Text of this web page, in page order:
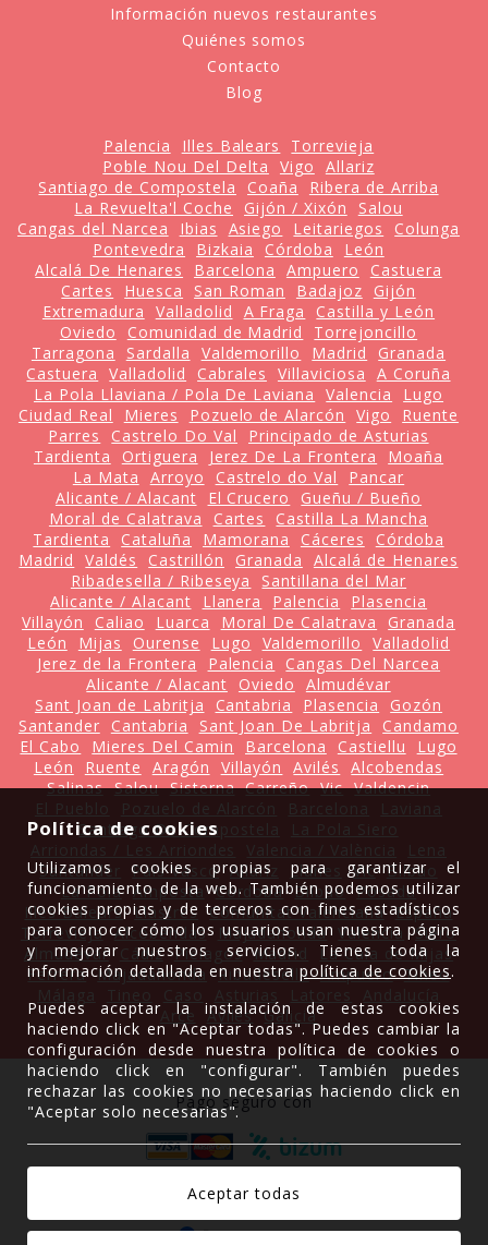
Información nuevos restaurantes
Quiénes somos
Contacto
Blog
Palencia Illes Balears
Torrevieja
Poble Nou Del Delta
Vigo
Allariz
Santiago de Compostela
Coaña
Ribera de Arriba
La Revuelta'l Coche
Gijón / Xixón
Salou
Cangas del Narcea
Ibias Asiego Leitariegos
Colunga
Pontevedra
Bizkaia Córdoba
León
Alcalá De Henares
Barcelona Ampuero
Castuera
Cartes
Huesca San Roman Badajoz
Gijón
Extremadura
Valladolid A Fraga
Castilla y León
Oviedo
Comunidad de Madrid
Torrejoncillo
Tarragona
Sardalla Valdemorillo Madrid
Granada
Castuera
Valladolid Cabrales Villaviciosa
A Coruña
La Pola Llaviana / Pola De Laviana
Valencia
Lugo
Ciudad Real
Mieres Pozuelo de Alarcón Vigo
Ruente
Parres
Castrelo Do Val
Principado de Asturias
Tardienta
Ortiguera Jerez De La Frontera
Moaña
La Mata
Arroyo Castrelo do Val
Pancar
Alicante / Alacant
El Crucero
Gueñu / Bueño
Moral de Calatrava
Cartes
Castilla La Mancha
Tardienta
Cataluña Mamorana Cáceres
Córdoba
Madrid
Valdés Castrillón Granada
Alcalá de Henares
Ribadesella / Ribeseya
Santillana del Mar
Alicante / Alacant
Llanera Palencia
Plasencia
Villayón
Caliao Luarca Moral De Calatrava
Granada
León
Mijas Ourense Lugo Valdemorillo
Valladolid
Jerez de la Frontera
Palencia
Cangas Del Narcea
Alicante / Alacant
Oviedo
Almudévar
Sant Joan de Labritja
Cantabria Plasencia
Gozón
Santander
Cantabria Sant Joan De Labritja
Candamo
El Cabo
Mieres Del Camin Barcelona Castiellu
Lugo
León
Ruente Aragón Villayón Avilés
Alcobendas
Salinas Salou Sisterna Carreño Vic Valdencin
Santiago De Compostela
Santander
País Vasco Allariz Llanes Vic Bilbao
La Pola Amposta Córdoba Bilbao Posada
Illes Balears Llastres Comunitat Valenciana España
Torrevieja Alcobendas Majadahonda Valencia
Siero
Almudévar
Cádiz Piélagos Madrid
La Cala de Mijas
Ferrera Majadahonda Ribadesella Ampuero Tineo
Arce
Avilés Galicia
Pago seguro con
Gracias a
Política de cookies
Utilizamos cookies propias para garantizar el
funcionamiento de la web. También podemos utilizar
cookies propias y de terceros con fines estadísticos
para conocer cómo los usuarios usan nuestra página
y mejorar nuestros servicios. Tienes toda la
información detallada en nuestrapolítica de cookies.
Puedes aceptar la instalación de estas cookies
haciendo click en "Aceptar todas". Puedes cambiar la
configuración desde nuestra política de cookies o
haciendo click en "configurar". También puedes
rechazar las cookies no necesarias haciendo click en
"Aceptar solo necesarias".